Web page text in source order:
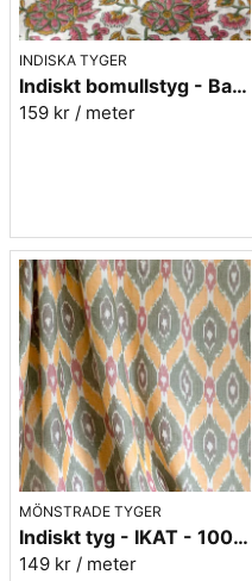
INDISKA TYGER
Indiskt bomullstyg - Batist - nr.8
159 kr / meter
MÖNSTRADE TYGER
Indiskt tyg - IKAT - 100% bomull - Grön/orange/rosa
149 kr / meter